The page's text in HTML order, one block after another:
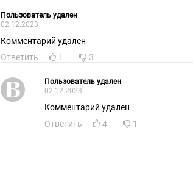
Пользователь удален
02.12.2023
Комментарий удален
Ответить
1 3
Пользователь удален
02.12.2023
Комментарий удален
Ответить
4 1